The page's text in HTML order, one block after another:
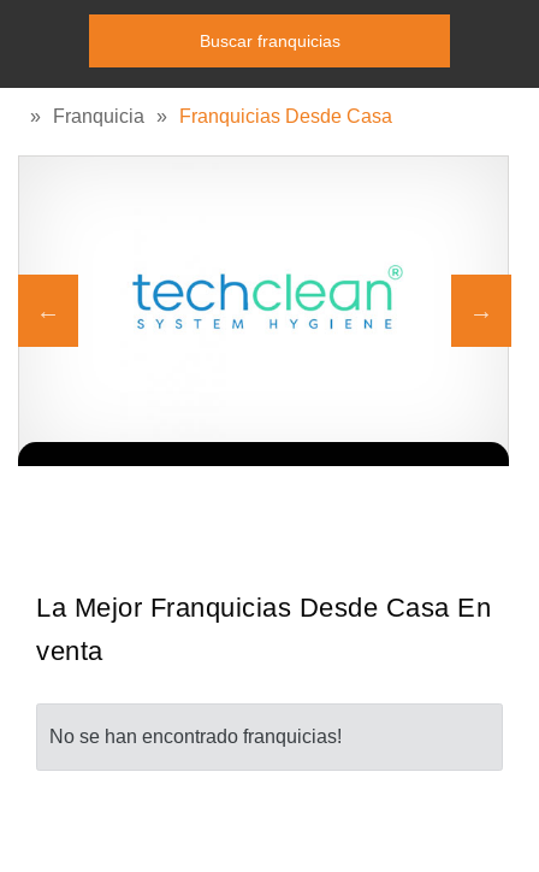
» Franquicia » Franquicias Desde Casa
La Mejor Franquicias Desde Casa En
venta
No se han encontrado franquicias!